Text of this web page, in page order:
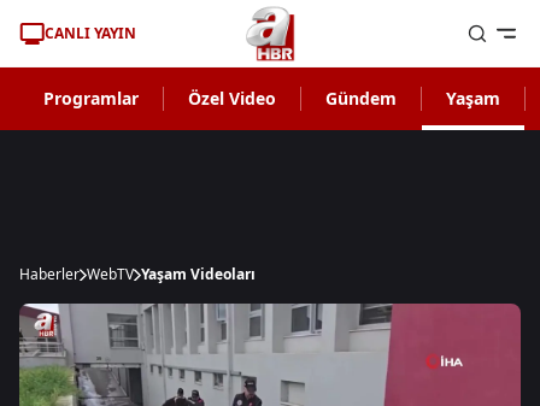
CANLI YAYIN
Programlar Özel Video Gündem Yaşam
Haberler WebTV Yaşam Videoları